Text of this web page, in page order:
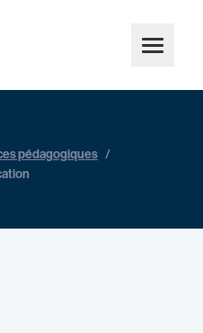
pédagogiques /